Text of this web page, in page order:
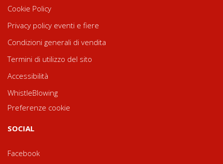
Cookie Policy
Privacy policy eventi e fiere
Condizioni generali di vendita
Termini di utilizzo del sito
Accessibilità
WhistleBlowing
Preferenze cookie
SOCIAL
Facebook